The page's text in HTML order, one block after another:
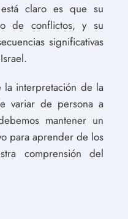
claro es que su
de conflictos, y su
significativas
la interpretación de la
variar de persona a
mantener un
para aprender de los
comprensión del